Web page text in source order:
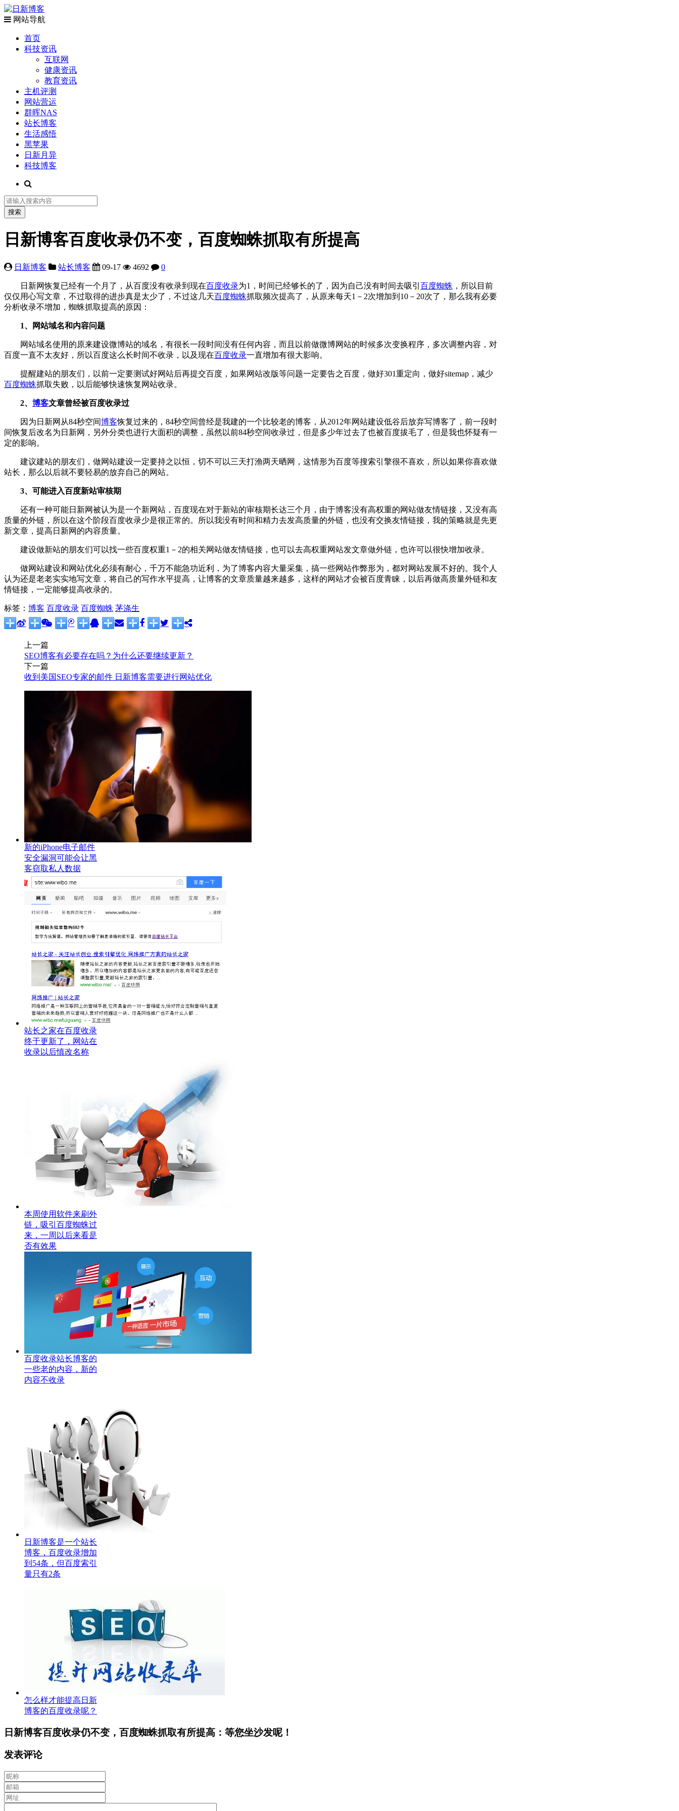
网站导航
首页
科技资讯
互联网
健康资讯
教育资讯
主机评测
网站营运
群晖NAS
站长博客
生活感悟
黑苹果
日新月异
科技博客
日新博客百度收录仍不变，百度蜘蛛抓取有所提高
日新博客 站长博客 09-17 4692 0
日新网恢复已经有一个月了，从百度没有收录到现在百度收录为1，时间已经够长的了，因为自己没有时间去吸引 百度蜘蛛 ，所以目前
仅仅用心写文章，不过取得的进步真是太少了，不过这几天百度蜘蛛抓取频次提高了，从原来每天1－2次增加到10－20次了，那么我有必要
分析收录不增加，蜘蛛抓取提高的原因：
1、网站域名和内容问题
网站域名使用的原来建设微博站的域名，有很长一段时间没有任何内容，而且以前做微博网站的时候多次变换程序，多次调整内容，对
百度一直不太友好，所以百度这么长时间不收录，以及现在百度收录一直增加有很大影响。
提醒建站的朋友们，以前一定要测试好网站后再提交百度，如果网站改版等问题一定要告之百度，做好301重定向，做好sitemap，减少
百度蜘蛛抓取失败，以后能够快速恢复网站收录。
2、 博客文章曾经被百度收录过
因为日新网从84秒空间博客恢复过来的，84秒空间曾经是我建的一个比较老的博客，从2012年网站建设低谷后放弃写博客了，前一段时
间恢复后改名为日新网，另外分类也进行大面积的调整，虽然以前84秒空间收录过，但是多少年过去了也被百度拔毛了，但是我也怀疑有一
定的影响。
建议建站的朋友们，做网站建设一定要持之以恒，切不可以三天打渔两天晒网，这情形为百度等搜索引擎很不喜欢，所以如果你喜欢做
站长，那么以后就不要轻易的放弃自己的网站。
3、可能进入百度新站审核期
还有一种可能日新网被认为是一个新网站，百度现在对于新站的审核期长达三个月，由于博客没有高权重的网站做友情链接，又没有高
质量的外链，所以在这个阶段百度收录少是很正常的。所以我没有时间和精力去发高质量的外链，也没有交换友情链接，我的策略就是先更
新文章，提高日新网的内容质量。
建设做新站的朋友们可以找一些百度权重1－2的相关网站做友情链接，也可以去高权重网站发文章做外链，也许可以很快增加收录。
做网站建设和网站优化必须有耐心，千万不能急功近利，为了博客内容大量采集，搞一些网站作弊形为，都对网站发展不好的。我个人
认为还是老老实实地写文章，将自己的写作水平提高，让博客的文章质量越来越多，这样的网站才会被百度青睐，以后再做高质量外链和友
情链接，一定能够提高收录的。
标签： 博客 百度收录 百度蜘蛛 茅涤生
上一篇
SEO博客有必要存在吗？为什么还要继续更新？
下一篇
收到美国SEO专家的邮件 日新博客需要进行网站优化
新的iPhone电子邮件
安全漏洞可能会让黑
客窃取私人数据
站长之家在百度收录
终于更新了，网站在
收录以后慎改名称
本周使用软件来刷外
链，吸引百度蜘蛛过
来，一周以后来看是
否有效果
百度收录站长博客的
一些老的内容，新的
内容不收录
日新博客是一个站长
博客，百度收录增加
到54条，但百度索引
量只有2条
怎么样才能提高日新
博客的百度收录呢？
日新博客百度收录仍不变，百度蜘蛛抓取有所提高：等您坐沙发呢！
发表评论